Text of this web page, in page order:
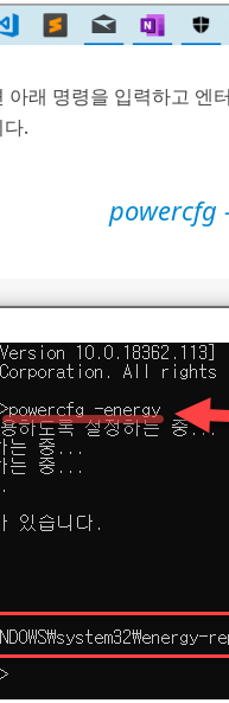
래 명령을 입력하고 엔
.
powercfg